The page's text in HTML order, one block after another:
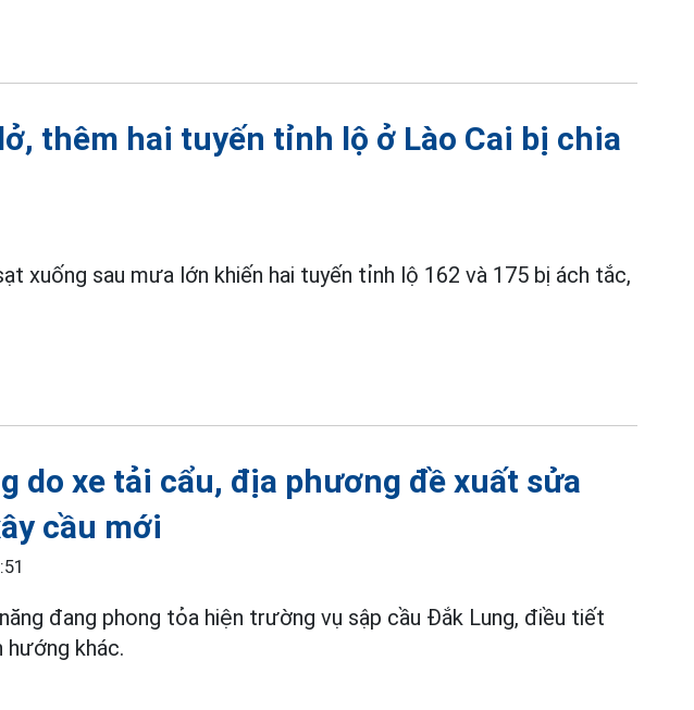
thêm hai tuyến tỉnh lộ ở Lào Cai bị chia
xuống sau mưa lớn khiến hai tuyến tỉnh lộ 162 và 175 bị ách tắc,
do xe tải cẩu, địa phương đề xuất sửa
cầu mới
đang phong tỏa hiện trường vụ sập cầu Đắk Lung, điều tiết
hướng khác.